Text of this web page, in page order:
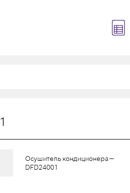
Осушитель кондиционера —
DFD24001